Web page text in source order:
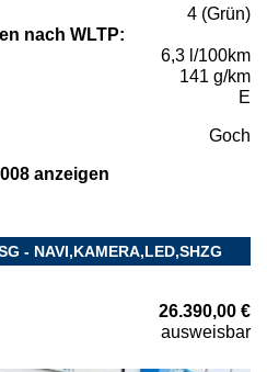
4 (Grün)
nach WLTP:
6,3 l/100km
141 g/km
E
Goch
anzeigen
- NAVI,KAMERA,LED,SHZG
26.390,00 €
ausweisbar